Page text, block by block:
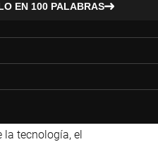
EN 100 PALABRAS
tecnología, el